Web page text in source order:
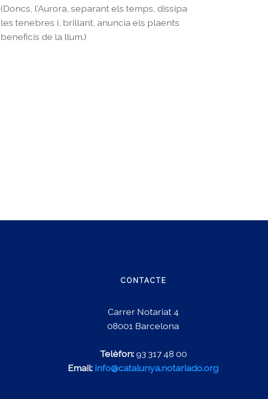
(Doncs, l'Aurora, separant els temps, dissipa
les tenebres i, brillant, anuncia els plaents
beneficis de la llum.)
CONTACTE
Carrer Notariat 4
08001 Barcelona
Telèfon:93 317 48 00
Email: info@catalunya.notariado.org